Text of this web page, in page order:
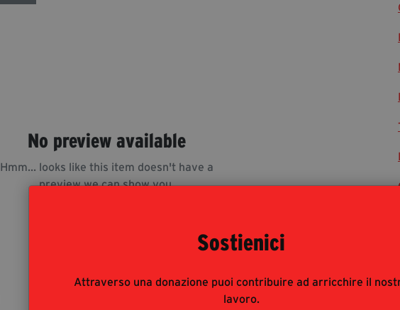
Sostienici
Attraverso una donazione puoi contribuire ad arricchire il
lavoro.
No preview available
Hmm... looks like this item doesn't have a
preview we can show you.